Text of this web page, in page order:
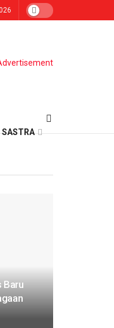
SASTRA
Baru